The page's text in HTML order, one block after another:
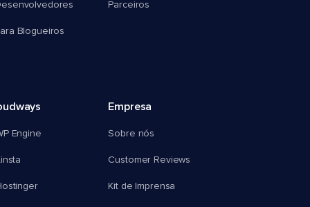
Blogueiros
Parceiros
Engine
Empresa
Sobre nós
Customer Reviews
Kit de Imprensa